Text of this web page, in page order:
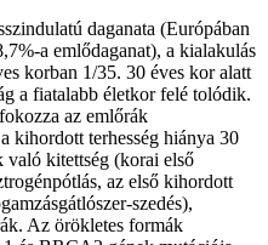
daganata (Európában
a emlődaganat), a kialakulás
korban 1/35. 30 éves kor alatt
a fiatalabb életkor felé tolódik.
az emlőrák
kihordott terhesség hiánya 30
való kitettség (korai első
az első kihordott
szedés),
Az örökletes formák